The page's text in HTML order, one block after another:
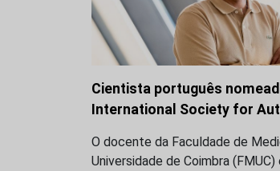
Cientista português
International Society for
O docente da Faculdade de
Universidade de Coimbra